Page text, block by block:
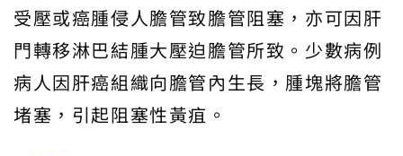
受壓或癌腫侵人膽管致膽管阻塞，亦可因肝
門轉移淋巴結腫大壓迫膽管所致。少數病例
病人因肝癌組織向膽管內生長，腫塊將膽管
堵塞，引起阻塞性黃疽。